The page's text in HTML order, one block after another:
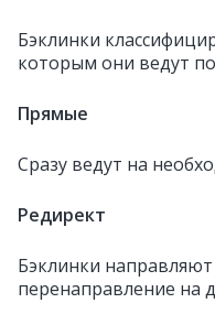
Бэклинки
которым они ведут
Прямые
Сразу ведут на
Редирект
Бэклинки
перенаправление на